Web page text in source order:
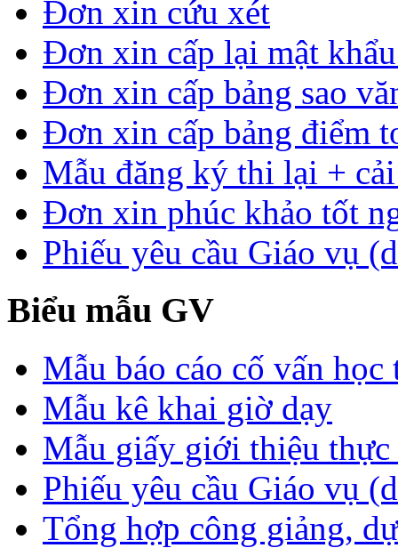
Đơn xin cứu xét
Đơn xin cấp lại mật
Đơn xin cấp bảng sao
Đơn xin cấp bảng điểm
Mẫu đăng ký thi lại +
Đơn xin phúc khảo tốt
Phiếu yêu cầu Giáo vụ
Biểu mẫu GV
Mẫu báo cáo cố vấn học
Mẫu kê khai giờ dạy
Mẫu giấy giới thiệu thực
Phiếu yêu cầu Giáo vụ
Tổng hợp công giảng,